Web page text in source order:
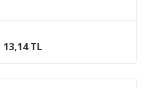
13,14 TL